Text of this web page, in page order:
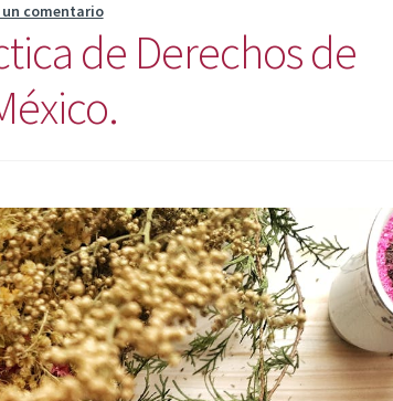
un comentario
de Derechos de